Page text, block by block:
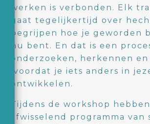
werken is verbonden. Elk
gaat tegelijkertijd over
begrijpen hoe je geworden
nu bent. En dat is een
onderzoeken, herkennen
voordat je iets anders in
ontwikkelen.
Tijdens de workshop
afwisselend programma van